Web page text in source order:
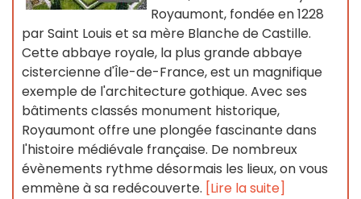
Royaumont, fondée en 1228
par Saint Louis et sa mère Blanche de Castille.
Cette abbaye royale, la plus grande abbaye
cistercienne d'Île-de-France, est un magnifique
exemple de l'architecture gothique. Avec ses
bâtiments classés monument historique,
Royaumont offre une plongée fascinante dans
l'histoire médiévale française. De nombreux
évènements rythme désormais les lieux, on vous
emmène à sa redécouverte. [Lire la suite]